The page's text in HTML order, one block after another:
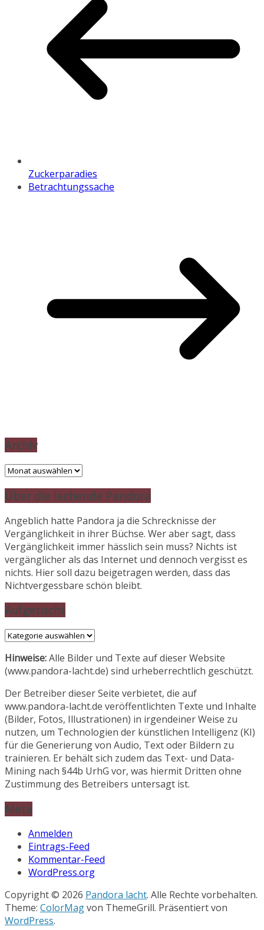
Zuckerparadies
Betrachtungssache
Archiv
Archiv
Über die lachende Pandora
Angeblich hatte Pandora ja die Schrecknisse der
Vergänglichkeit in ihrer Büchse. Wer aber sagt, dass
Vergänglichkeit immer hässlich sein muss? Nichts ist
vergänglicher als das Internet und dennoch vergisst es
nichts. Hier soll dazu beigetragen werden, dass das
Nichtvergessbare schön bleibt.
Aufgetischt
Aufgetischt
Hinweise:Alle Bilder und Texte auf dieser Website
(www.pandora-lacht.de) sind urheberrechtlich geschützt.
Der Betreiber dieser Seite verbietet, die auf
www.pandora-lacht.de veröffentlichten Texte und Inhalte
(Bilder, Fotos, Illustrationen) in irgendeiner Weise zu
nutzen, um Technologien der künstlichen Intelligenz (KI)
für die Generierung von Audio, Text oder Bildern zu
trainieren. Er behält sich zudem das Text- und Data-
Mining nach §44b UrhG vor, was hiermit Dritten ohne
Zustimmung des Betreibers untersagt ist.
Meta
Anmelden
Eintrags-Feed
Kommentar-Feed
WordPress.org
Copyright © 2026 Pandora lacht. Alle Rechte vorbehalten.
Theme: ColorMagvon ThemeGrill. Präsentiert von
WordPress.